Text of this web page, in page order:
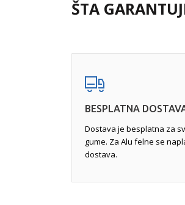
na mašinu. Razlog je taj
ciljem stvaranja
na određenoj temperaturi.
ŠTA
BESPLATNA
Dostava je besplatna za
gume. Za Alu felne se
dostava.